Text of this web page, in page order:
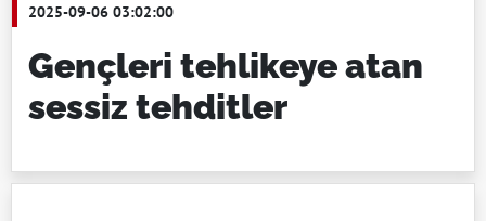
2025-09-06 03:02:00
Gençleri tehlikeye atan
sessiz tehditler